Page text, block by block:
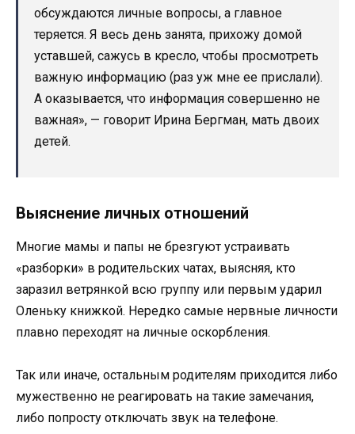
обсуждаются личные вопросы, а главное
теряется. Я весь день занята, прихожу домой
уставшей, сажусь в кресло, чтобы просмотреть
важную информацию (раз уж мне ее прислали).
А оказывается, что информация совершенно не
важная», — говорит Ирина Бергман, мать двоих
детей.
Выяснение личных отношений
Многие мамы и папы не брезгуют устраивать
«разборки» в родительских чатах, выясняя, кто
заразил ветрянкой всю группу или первым ударил
Оленьку книжкой. Нередко самые нервные личности
плавно переходят на личные оскорбления.
Так или иначе, остальным родителям приходится либо
мужественно не реагировать на такие замечания,
либо попросту отключать звук на телефоне.